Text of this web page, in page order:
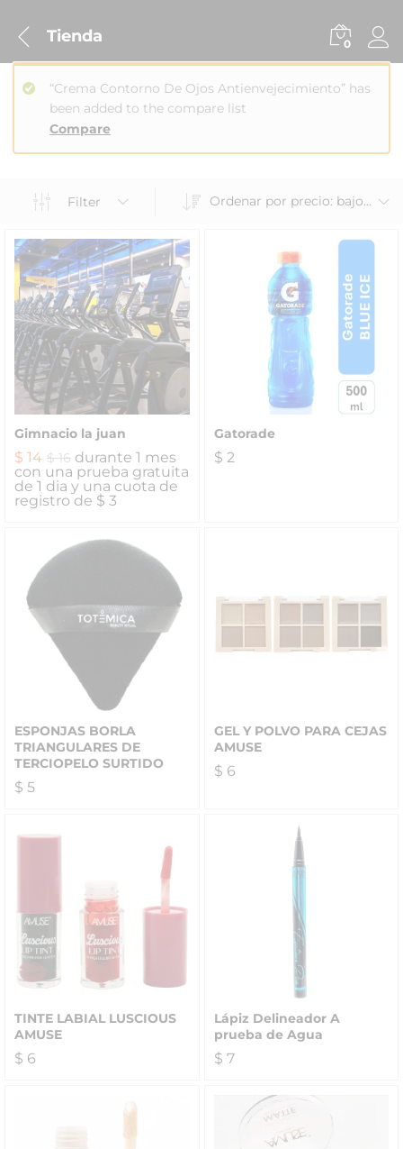
Tienda 0
Compare
“Crema Contorno De Ojos Antienvejecimiento” has
been added to the compare list
Filter Ordenar por precio: bajo a alto
Gimnacio la juan
$ 14 $16 durante 1 mes
con una prueba gratuita
de 1 dia y una cuota de
registro de $ 3
Gatorade
$ 2
ESPONJAS BORLA
TRIANGULARES DE
TERCIOPELO SURTIDO
$ 5
GEL Y POLVO PARA CEJAS
AMUSE
$ 6
TINTE LABIAL LUSCIOUS
AMUSE
$ 6
Lápiz Delineador A
prueba de Agua
$ 7